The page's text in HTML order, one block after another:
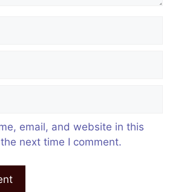
email, and website in this
next time I comment.